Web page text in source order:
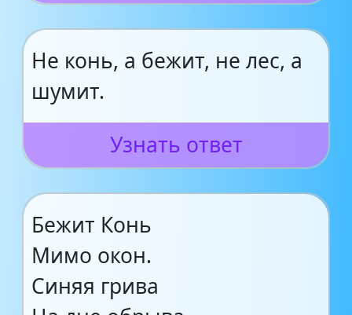
Не конь, а бежит, не лес, а
шумит.
Узнать ответ
Бежит Конь
Мимо окон.
Синяя грива